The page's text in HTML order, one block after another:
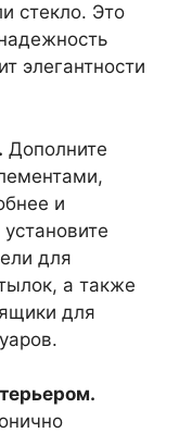
стекло. Это
элегантности
Дополните
и
для
а также
для